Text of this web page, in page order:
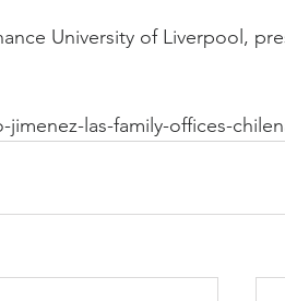
University of Liverpool,
las-family-offices-